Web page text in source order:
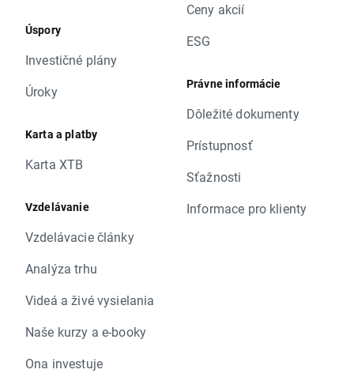
Úspory
Investičné plány
Úroky
Karta a platby
Karta XTB
Vzdelávanie
Vzdelávacie články
Analýza trhu
Videá a živé vysielania
Naše kurzy a e-booky
Ona investuje
Ceny akcií
ESG
Právne informácie
Dôležité dokumenty
Prístupnosť
Sťažnosti
Informace pro klienty